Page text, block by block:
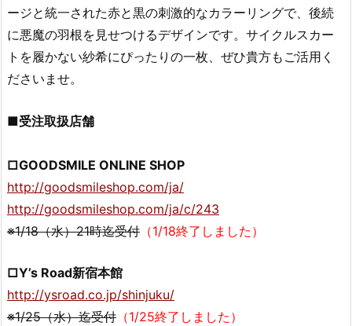
ージと統一された赤と黒の刺激的なカラーリングで、後続
に悪魔の羽根を見せつけるデザインです。サイクルスカー
トを履かない紗希にぴったりの一枚、ぜひ貴方もご活用く
ださいませ。
■受注取扱店舗
□GOODSMILE ONLINE SHOP
http://goodsmileshop.com/ja/
http://goodsmileshop.com/ja/c/243
※1/18（水）21時迄受付 （1/18終了しました）
□Y’s Road新宿本館
http://ysroad.co.jp/shinjuku/
※1/25（水）迄受付 （1/25終了しました）